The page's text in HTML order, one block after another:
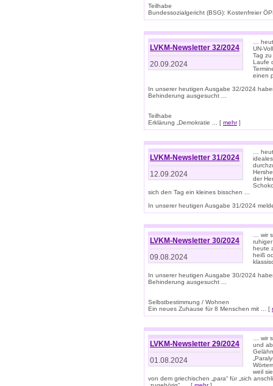
Teilhabe
Bundessozialgericht (BSG): Kostenfreier
LVKM-Newsletter 32/2024
20.09.2024
…
UN-
Tag
Laufe
einen
In unserer heutigen Ausgabe 32/2024
Behinderung ausgesucht ...
Teilhabe
Erklärung „Demokratie ... [ mehr]
LVKM-Newsletter 31/2024
12.09.2024
…
der
sich den Tag ein kleines bisschen ...
In unserer heutigen Ausgabe 31/2024
LVKM-Newsletter 30/2024
09.08.2024
… wir
heute
heiß
In unserer heutigen Ausgabe 30/2024
Behinderung ausgesucht ...
Selbstbestimmung / Wohnen
Ein neues Zuhause für 8 Menschen mit ... [
LVKM-Newsletter 29/2024
01.08.2024
… wir
und
weil
von dem griechischen „para“ für „sich